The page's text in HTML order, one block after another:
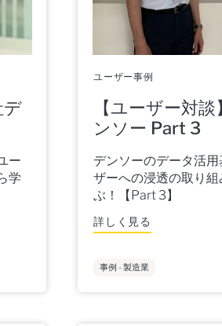
デ
ー
学
ユーザー事例
【ユーザー対
ンソー Part 3
デンソーのデータ活
ザーへの浸透の取り
ぶ！【Part 3】
詳しく見る
事例 - 製造業